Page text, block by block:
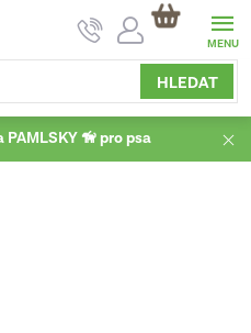
HLEDAT
NÁKUPNÍ
KOŠÍK
PAMLSKY 🦮 pro psa